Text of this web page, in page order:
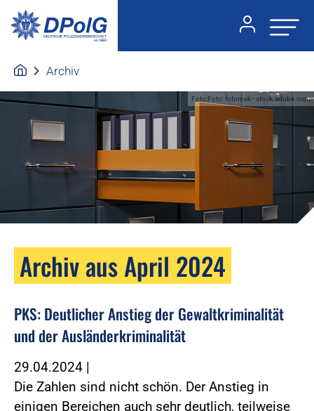
Archiv
Foto:Foto: fotomek - stock.adobe.com
Archiv aus April 2024
PKS: Deutlicher Anstieg der Gewaltkriminalität
und der Ausländerkriminalität
29.04.2024 |
Die Zahlen sind nicht schön. Der Anstieg in
einigen Bereichen auch sehr deutlich, teilweise